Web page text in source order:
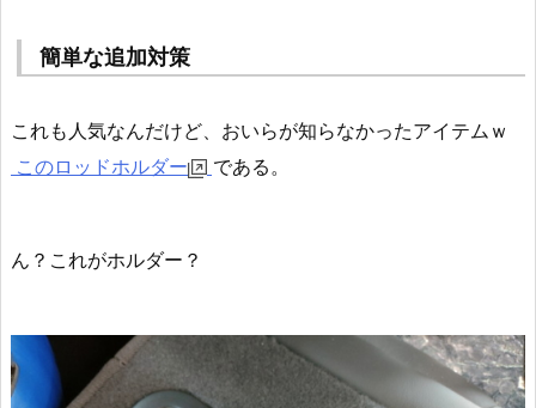
簡単な追加対策
これも人気なんだけど、おいらが知らなかったアイテムｗ
このロッドホルダー
である。
ん？これがホルダー？